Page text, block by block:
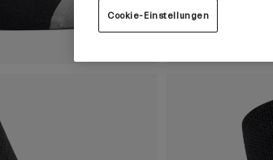
Cookie-Einstellungen